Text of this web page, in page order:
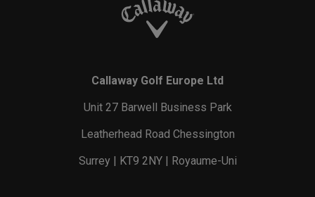
Callaway Golf Europe Ltd
Unit 27 Barwell Business Park
Leatherhead Road Chessington
Surrey | KT9 2NY | Royaume-Uni